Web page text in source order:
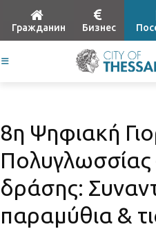
Гражданин Бизнес
8η Ψηφιακή
Πολυγλωσσίας
δράσης:
παραμύθια &